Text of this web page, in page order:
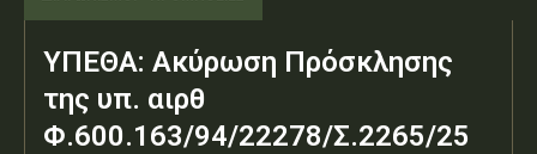
ΥΠΕΘΑ: Ακύρωση Πρόσκλησης
της υπ. αιρθ
Φ.600.163/94/22278/Σ.2265/25